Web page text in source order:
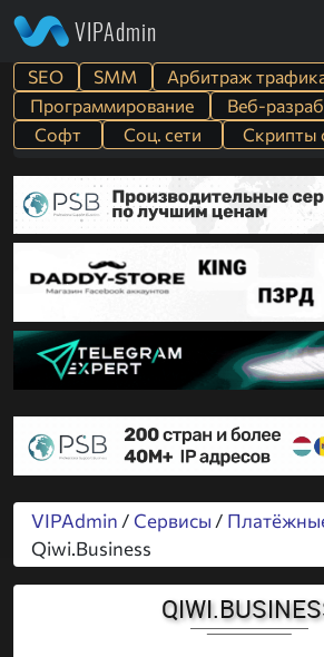
VIPAdmin
SEO SMM Арбитраж
Программирование
Веб-
Софт
Cоц. сети Скрипты
VIPAdmin / Сервисы /
Qiwi.Business